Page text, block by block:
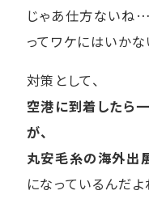
じゃあ仕方ないね…
ってワケにはいかな
対策として、
空港に到着したら
が、
丸安毛糸の海外出
になっているんだよ